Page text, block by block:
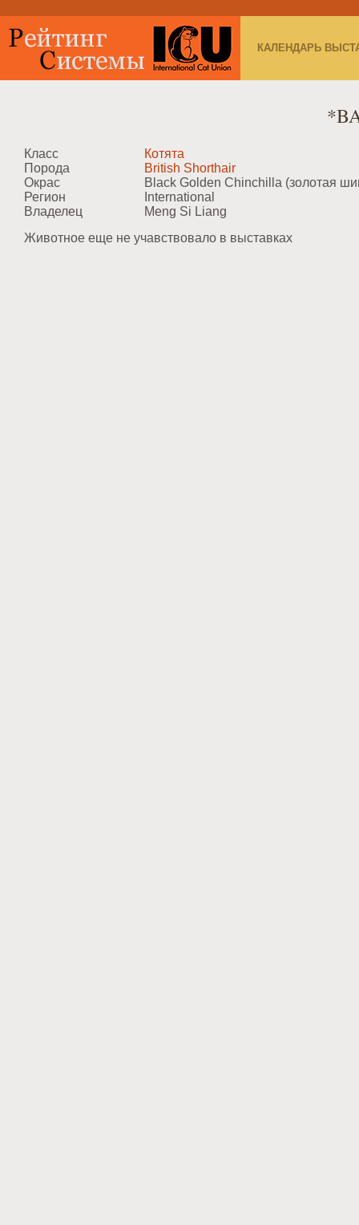
КАЛЕНДАРЬ
Класс
Котята
Порода
British Shorthair
Окрас
Black Golden Chinchilla (золотая
Регион
International
Владелец
Meng Si Liang
Животное еще не учавствовало в выставках